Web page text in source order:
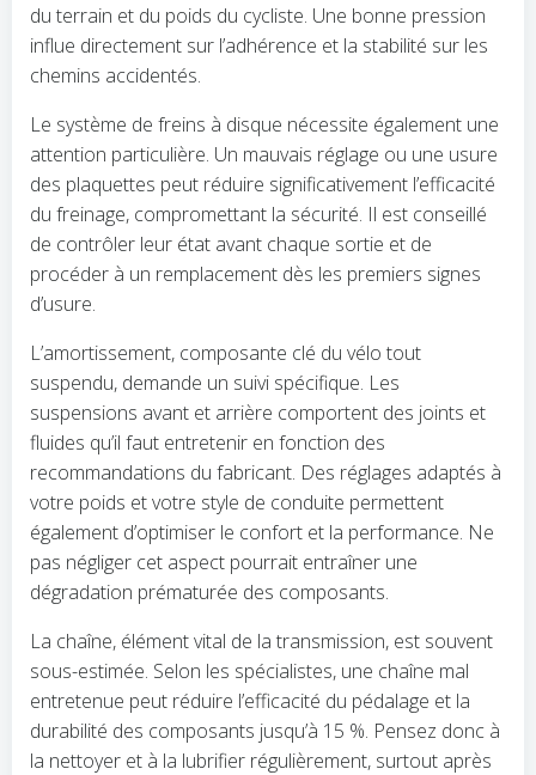
du terrain et du poids du cycliste. Une bonne pression
influe directement sur l’adhérence et la stabilité sur les
chemins accidentés.
Le système de freins à disque nécessite également une
attention particulière. Un mauvais réglage ou une usure
des plaquettes peut réduire significativement l’efficacité
du freinage, compromettant la sécurité. Il est conseillé
de contrôler leur état avant chaque sortie et de
procéder à un remplacement dès les premiers signes
d’usure.
L’amortissement, composante clé du vélo tout
suspendu, demande un suivi spécifique. Les
suspensions avant et arrière comportent des joints et
fluides qu’il faut entretenir en fonction des
recommandations du fabricant. Des réglages adaptés à
votre poids et votre style de conduite permettent
également d’optimiser le confort et la performance. Ne
pas négliger cet aspect pourrait entraîner une
dégradation prématurée des composants.
La chaîne, élément vital de la transmission, est souvent
sous-estimée. Selon les spécialistes, une chaîne mal
entretenue peut réduire l’efficacité du pédalage et la
durabilité des composants jusqu’à 15 %. Pensez donc à
la nettoyer et à la lubrifier régulièrement, surtout après